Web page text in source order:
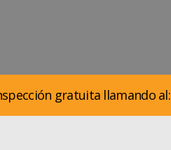
gratuita llamando al: